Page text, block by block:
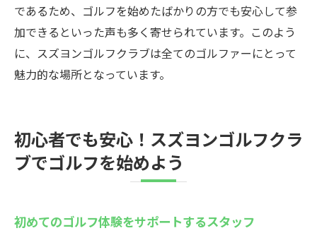
であるため、ゴルフを始めたばかりの方でも安心して参
加できるといった声も多く寄せられています。このよう
に、スズヨンゴルフクラブは全てのゴルファーにとって
魅力的な場所となっています。
初心者でも安心！スズヨンゴルフクラ
ブでゴルフを始めよう
初めてのゴルフ体験をサポートするスタッフ